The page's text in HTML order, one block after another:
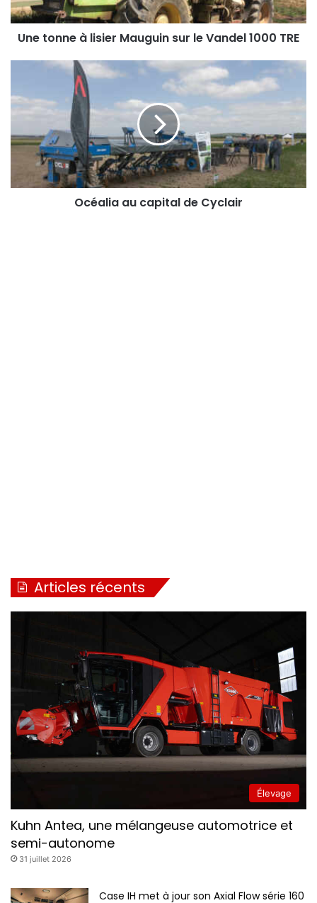
Vandel
1000
TRE
Une tonne à lisier Mauguin sur le Vandel 1000 TRE
Océalia
capital
de
Océalia au capital de Cyclair
Articles récents
Élevage
Kuhn Antea, une mélangeuse automotrice et
semi-autonome
31 juillet 2026
Case IH met à jour son Axial Flow série 160